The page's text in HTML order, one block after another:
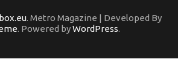
. Metro Magazine | Developed By
. Powered byWordPress.